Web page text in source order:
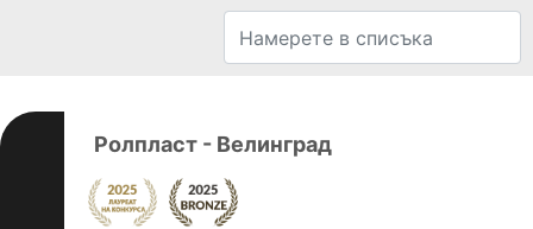
Ролпласт - Велинград